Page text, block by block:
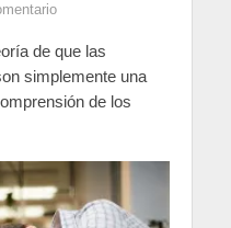
de que las
simplemente una
de los